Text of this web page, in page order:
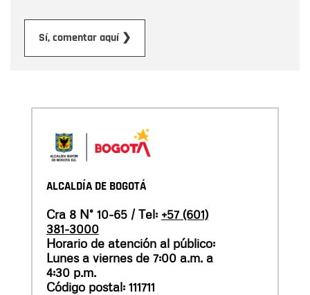
Sí, comentar aquí ❯
ALCALDÍA DE BOGOTÁ
Cra 8 N° 10-65 / Tel: +57 (601)
381-3000
Horario de atención al público:
Lunes a viernes de 7:00 a.m. a
4:30 p.m.
Código postal: 111711